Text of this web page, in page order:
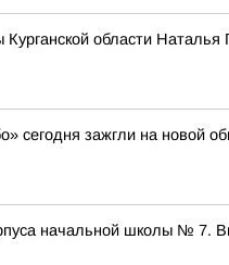
Курганской области
сегодня зажгли на новой
начальной школы № 7.